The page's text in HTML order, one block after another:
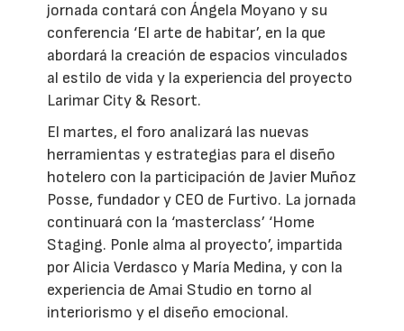
jornada contará con Ángela Moyano y su
conferencia ‘El arte de habitar’, en la que
abordará la creación de espacios vinculados
al estilo de vida y la experiencia del proyecto
Larimar City & Resort.
El martes, el foro analizará las nuevas
herramientas y estrategias para el diseño
hotelero con la participación de Javier Muñoz
Posse, fundador y CEO de Furtivo. La jornada
continuará con la ‘masterclass’ ‘Home
Staging. Ponle alma al proyecto’, impartida
por Alicia Verdasco y María Medina, y con la
experiencia de Amai Studio en torno al
interiorismo y el diseño emocional.